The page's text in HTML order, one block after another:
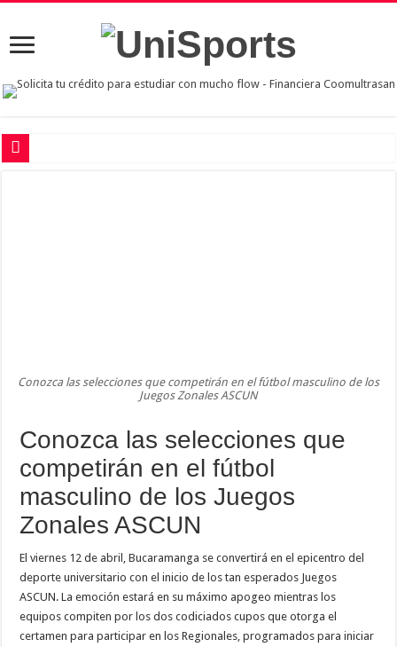
Conozca las selecciones que competirán en el fútbol masculino de los
Juegos Zonales ASCUN
Conozca las selecciones que
competirán en el fútbol
masculino de los Juegos
Zonales ASCUN
El viernes 12 de abril, Bucaramanga se convertirá en el epicentro del
deporte universitario con el inicio de los tan esperados Juegos
ASCUN. La emoción estará en su máximo apogeo mientras los
equipos compiten por los dos codiciados cupos que otorga el
certamen para participar en los Regionales, programados para iniciar